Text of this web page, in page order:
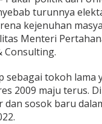
turunnya
kejenuhan
Menteri
Consulting.
sebagai tokoh
2009 maju terus.
sosok baru